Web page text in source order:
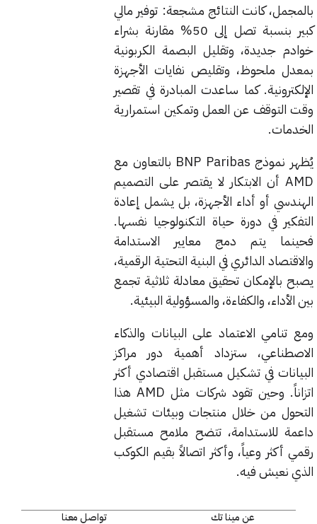
بالمجمل، كانت النتائج مشجعة: توفير مالي
كبير بنسبة تصل إلى 50% مقارنة بشراء
خوادم جديدة، وتقليل البصمة الكربونية
بمعدل ملحوظ، وتقليص نفايات الأجهزة
الإلكترونية. كما ساعدت المبادرة في تقصير
وقت التوقف عن العمل وتمكين استمرارية
الخدمات.
يُظهر نموذج BNP Paribas بالتعاون مع
AMD أن الابتكار لا يقتصر على التصميم
الهندسي أو أداء الأجهزة، بل يشمل إعادة
التفكير في دورة حياة التكنولوجيا نفسها.
فحينما يتم دمج معايير الاستدامة
والاقتصاد الدائري في البنية التحتية الرقمية،
يصبح بالإمكان تحقيق معادلة ثلاثية تجمع
بين الأداء، والكفاءة، والمسؤولية البيئية.
ومع تنامي الاعتماد على البيانات والذكاء
الاصطناعي، ستزداد أهمية دور مراكز
البيانات في تشكيل مستقبل اقتصادي أكثر
اتزاناً. وحين تقود شركات مثل AMD هذا
التحول من خلال منتجات وبيئات تشغيل
داعمة للاستدامة، تتضح ملامح مستقبل
رقمي أكثر وعياً، وأكثر اتصالاً بقيم الكوكب
الذي نعيش فيه.
عن مينا تك
تواصل معنا